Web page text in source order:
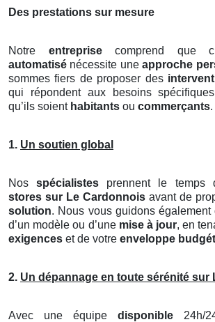
Des prestations sur mesure
Notre entreprisecomprend que
automatisé nécessite uneapproche
sommes fiers de proposer des
qui répondent aux besoins
qu’ils soient habitants ou commerçants.
1. Un soutien global
Nosspécialistes prennent le temps
stores sur Le Cardonnois avant de
solution. Nous vous guidons également
d’un modèle ou d’une mise à jour, en
exigences et de votre enveloppe
2. Un dépannage en toute sérénité sur
Avec une équipe disponible 24h/